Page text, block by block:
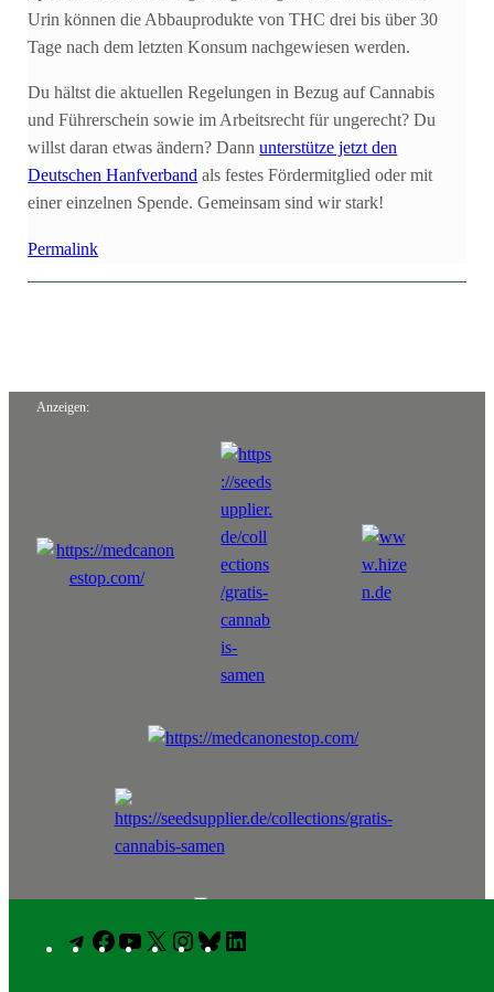
Urin können die Abbauprodukte von THC drei bis über 30
Tage nach dem letzten Konsum nachgewiesen werden.
Du hältst die aktuellen Regelungen in Bezug auf Cannabis
und Führerschein sowie im Arbeitsrecht für ungerecht? Du
willst daran etwas ändern? Dannunterstütze jetzt den
Deutschen Hanfverband als festes Fördermitglied oder mit
einer einzelnen Spende. Gemeinsam sind wir stark!
Permalink
Anzeigen:
Telegram
Facebook
YouTube
X Instagram
Bluesky